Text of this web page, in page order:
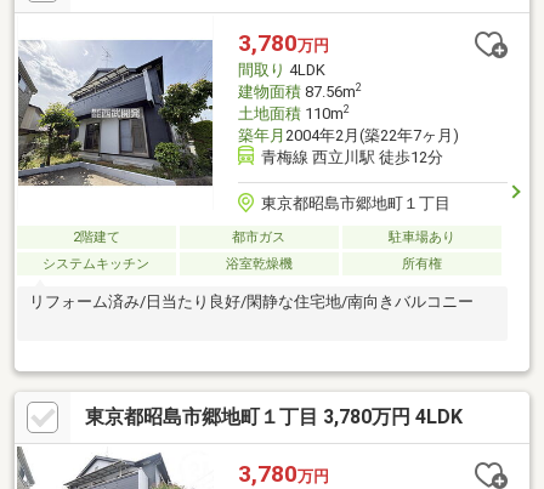
3,780万円
間取り 4LDK
建物面積87.56m2
土地面積110m2
築年月 2004年2月(築22年7ヶ月)
青梅線 西立川駅 徒歩12分
東京都昭島市郷地町１丁目
2階建て 都市ガス
駐車場あり
システムキッチン
浴室乾燥機 所有権
リフォーム済み/日当たり良好/閑静な住宅地/南向きバルコニー
東京都昭島市郷地町１丁目 3,780万円 4LDK
3,780万円